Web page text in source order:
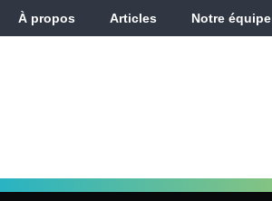
À propos Articles Notre équipe